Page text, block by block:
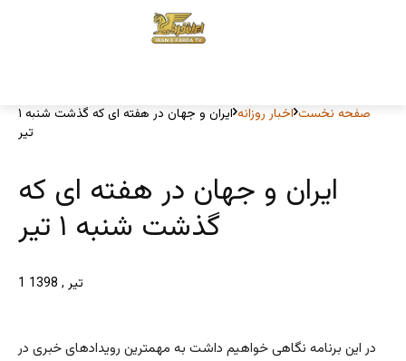
صفحه نخست اخبار روزانه
ایران و جهان در هفته ای که گذشت شنبه ۱
تیر
ایران و جهان در هفته ای که
گذشت شنبه ۱ تیر
1 تیر , 1398
در این برنامه نگاهی خواهیم داشت به مهمترین رویدادهای خبری در